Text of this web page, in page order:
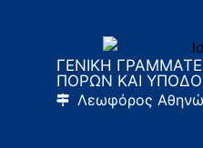
ΓΕΝΙΚΗ
ΠΟΡΩΝ ΚΑΙ
Λεωφόρος